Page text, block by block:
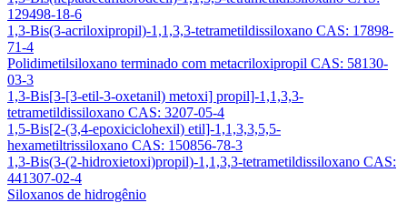
129498-18-6
1,3-Bis(3-acriloxipropil)-1,1,3,3-tetrametildissiloxano CAS: 17898-
71-4
Polidimetilsiloxano terminado com metacriloxipropil CAS: 58130-
03-3
1,3-Bis[3-[3-etil-3-oxetanil) metoxi] propil]-1,1,3,3-
tetrametildissiloxano CAS: 3207-05-4
1,5-Bis[2-(3,4-epoxiciclohexil) etil]-1,1,3,3,5,5-
hexametiltrissiloxano CAS: 150856-78-3
1,3-Bis(3-(2-hidroxietoxi)propil)-1,1,3,3-tetrametildissiloxano CAS:
441307-02-4
Siloxanos de hidrogênio